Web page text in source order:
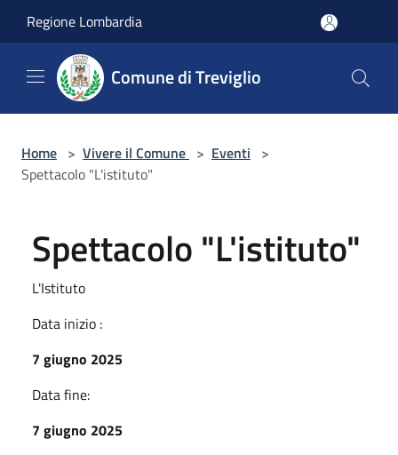
Regione Lombardia
Comune di Treviglio
Home > Vivere il Comune > Eventi >
Spettacolo "L'istituto"
Spettacolo "L'istituto"
L'Istituto
Data inizio :
7 giugno 2025
Data fine:
7 giugno 2025